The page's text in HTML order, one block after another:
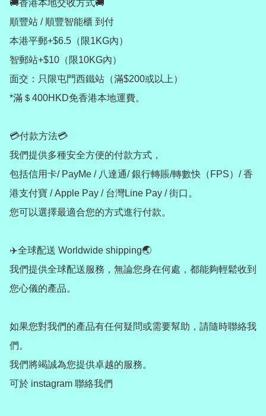
🚚香港本地交收方式🚚
順豐站 / 順豐智能櫃 到付
本港平郵+$6.5（限1KG內）
智郵站+$10（限10KG內）
面交：只限屯門西鐵站（滿$200或以上）
*滿＄400HKD免香港本地運費。
💳付款方法💳
我們提供多種安全方便的付款方式，
包括信用卡/ PayMe / 八達通/ 銀行轉賬/轉數快（FPS）/ 香
港支付寶 / Apple Pay / 台灣Line Pay / 街口。
您可以選擇最適合您的方式進行付款。
✈️全球配送 Worldwide shipping🌏
我們提供全球配送服務，無論您身在何處，都能夠輕鬆收到
您心儀的產品。
如果您對我們的產品有任何疑問或需要幫助，請隨時聯絡我
們。
我們將竭誠為您提供卓越的服務。
可於 instagram 聯絡我們